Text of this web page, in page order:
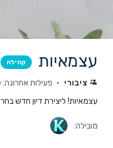
עצמאיות קהילה
ציבורי
פעילות אחרונה:
עצמאיות! ליצירת דיון חדש
מובילה: